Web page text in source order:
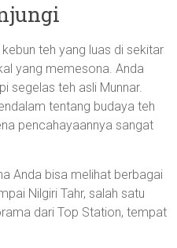
teh yang luas di sekitar
yang memesona. Anda
segelas teh asli Munnar.
tentang budaya teh
pencahayaannya sangat
Anda bisa melihat berbagai
Nilgiri Tahr, salah satu
dari Top Station, tempat